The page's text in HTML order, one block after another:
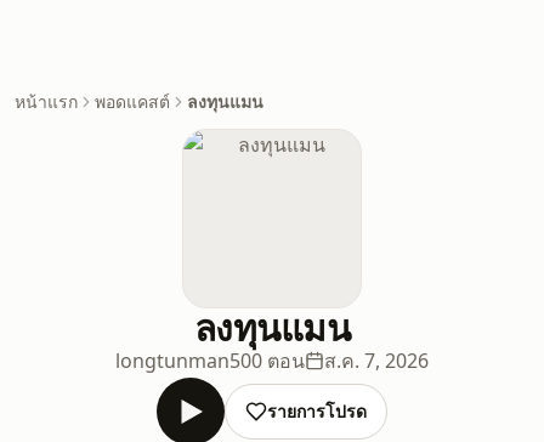
หน้าแรก พอดแคสต์ ลงทุนแมน
ลงทุนแมน
longtunman500 ตอน ส.ค. 7, 2026
รายการโปรด